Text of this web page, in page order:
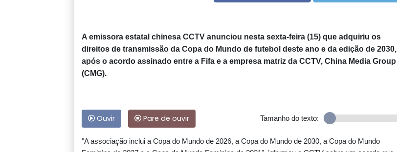
A emissora estatal chinesa CCTV anunciou nesta sexta-feira (15) que adquiriu os
direitos de transmissão da Copa do Mundo de futebol deste ano e da edição de 2030,
após o acordo assinado entre a Fifa e a empresa matriz da CCTV, China Media Group
(CMG).
Ouvir Pare de ouvir Tamanho do texto:
"A associação inclui a Copa do Mundo de 2026, a Copa do Mundo de 2030, a Copa do Mundo